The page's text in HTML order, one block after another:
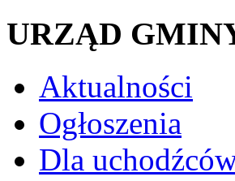
URZĄD
Aktualności
Ogłoszenia
Dla